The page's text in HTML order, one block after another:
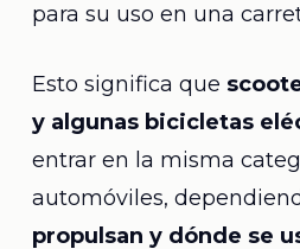
para su uso en una
Esto significa que
y algunas bicicletas
entrar en la misma
automóviles,
propulsan y dónde se